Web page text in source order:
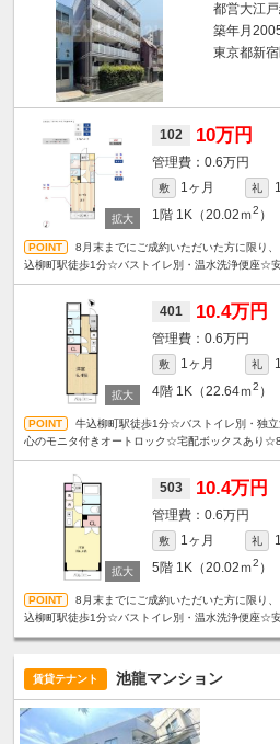
都営大江
築年月
東京都新
102 10万円
0.6万円
敷 1ヶ月 礼
1階 1K（20.02ｍ2 ）
8月末までにご成約いただいた方に限り
込柳町駅徒歩1分☆バストイレ別・温水洗浄便座☆安
401 10.4万円
0.6万円
敷 1ヶ月 礼
4階 1K（22.64ｍ2 ）
牛込柳町駅徒歩1分☆バストイレ別・独
心のモニタ付きオートロック☆宅配ボックスあり☆8
503 10.4万円
0.6万円
敷 1ヶ月 礼
5階 1K（20.02ｍ2 ）
8月末までにご成約いただいた方に限り
込柳町駅徒歩1分☆バストイレ別・温水洗浄便座☆安
賃貸テナント 池龍マンション